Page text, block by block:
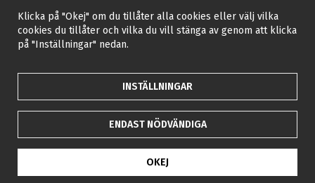
Klicka på "Okej" om du tillåter alla cookies eller välj vilka
cookies du tillåter och vilka du vill stänga av genom att klicka
på "Inställningar" nedan.
INSTÄLLNINGAR
ENDAST NÖDVÄNDIGA
OKEJ